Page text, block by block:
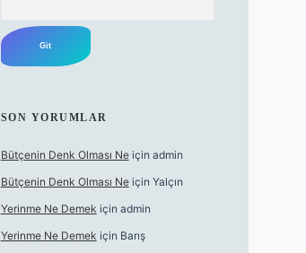
SON YORUMLAR
Bütçenin Denk Olması Neiçin admin
Bütçenin Denk Olması Neiçin Yalçın
Yerinme Ne Demek için admin
Yerinme Ne Demek için Barış